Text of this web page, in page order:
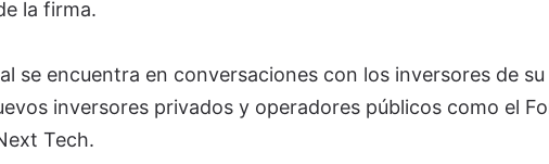
la firma.
se encuentra en conversaciones con los inversores de su
inversores privados y operadores públicos como el
Tech.